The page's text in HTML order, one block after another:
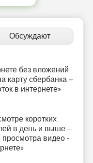
Обсуждают
без вложений
карту сбербанка –
в интернете»
коротких
в день и выше –
видео -